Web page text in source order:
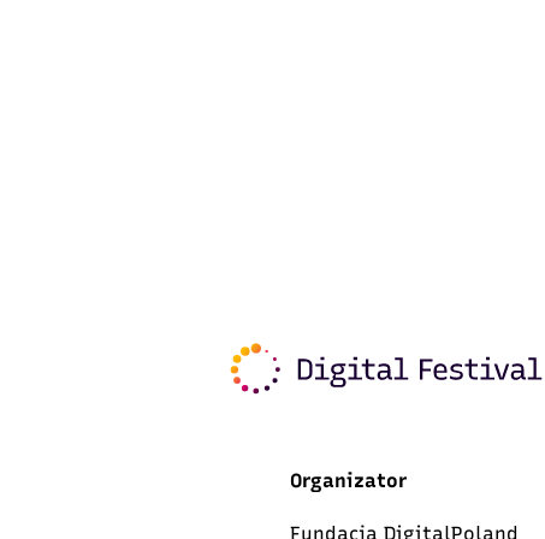
Organizator
Fundacja DigitalPoland